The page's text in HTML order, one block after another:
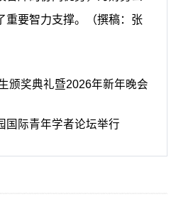
要智力支撑。
（撰稿：张
颁奖典礼暨2026年新年晚会
国际青年学者论坛举行